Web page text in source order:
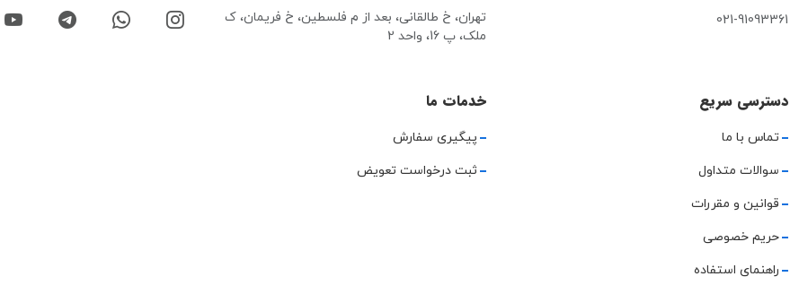
021-91093361
تهران، خ طالقانی، بعد از م فلسطین، خ فریمان، ک
ملک، پ 16، واحد 2
دسترسی سریع
تماس با ما
سوالات متداول
قوانین و مقررات
حریم خصوصی
راهنمای استفاده
خدمات ما
پیگیری سفارش
ثبت درخواست تعویض